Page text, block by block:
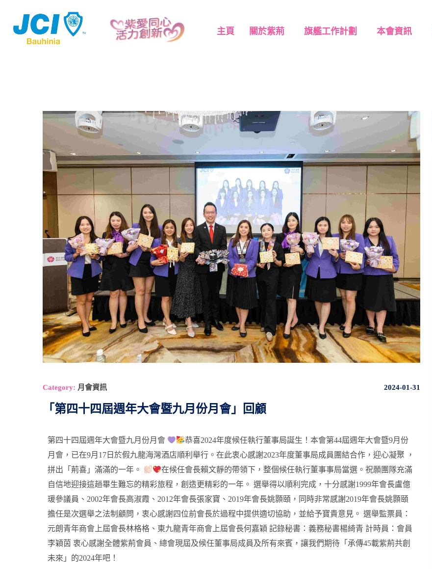
主頁 關於紫荊 旗艦工作計劃 本會資訊
Category: 月會資訊 2024-01-31
「第四十四屆週年大會暨九月份月會」回顧
第四十四屆週年大會暨九月份月會
恭喜2024年度候任執行董事局誕生！本會第44屆週年大會暨9月份
月會，已在9月17日於假九龍海灣酒店順利舉行。在此衷心感謝2023年度董事局成員團結合作，迎心凝聚 ，
拼出「荊喜」滿滿的一年。
在候任會長賴文靜的帶領下，整個候任執行董事事局當選。祝願團隊充滿
自信地迎接這趟畢生難忘的精彩旅程，創造更精彩的一年。 選舉得以順利完成，十分感謝1999年會長盧億
瑗參議員、2002年會長高淑霞、2012年會長張家寶、2019年會長姚顥頤，同時非常感謝2019年會長姚顥頤
擔任是次選舉之法制顧問，衷心感謝四位前會長於過程中提供適切協助，並給予寶貴意見。 選舉監票員：
元朗青年商會上屆會長林格格、東九龍青年商會上屆會長何嘉穎 記錄秘書：義務秘書楊綺青 計時員：會員
李穎茵 衷心感謝全體紫荊會員、總會現屆及候任董事局成員及所有來賓，讓我們期待「承傳45載紫荊共創
未來」的2024年吧！